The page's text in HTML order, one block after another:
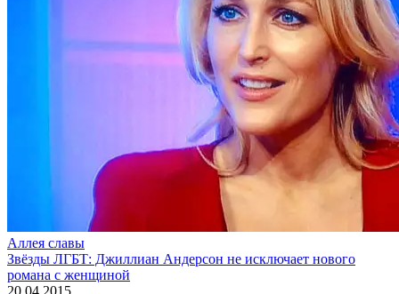
Аллея славы
Звёзды ЛГБТ: Джиллиан Андерсон не исключает нового
романа с женщиной
20.04.2015